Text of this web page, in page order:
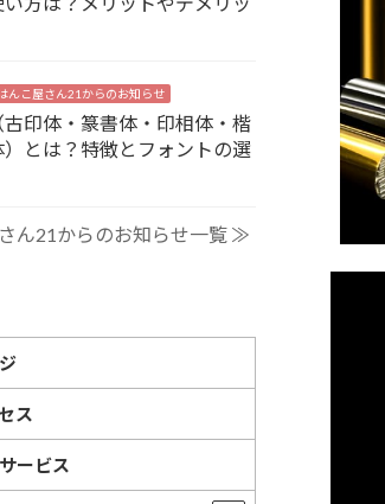
んこ屋さん21からのお知らせ
印体・篆書体・印相体・楷
とは？特徴とフォントの選
ん21からのお知らせ一覧 ≫
ス
ービス